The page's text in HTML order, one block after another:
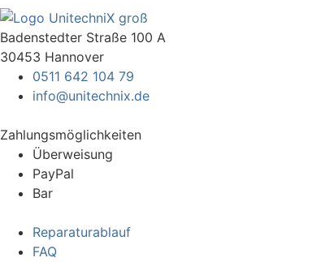
Badenstedter Straße 100 A
30453 Hannover
0511 642 104 79
info@unitechnix.de
Zahlungsmöglichkeiten
Überweisung
PayPal
Bar
Reparaturablauf
FAQ